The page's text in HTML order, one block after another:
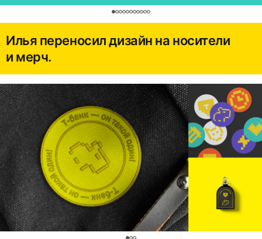
Илья переносил дизайн на носители
и мерч.